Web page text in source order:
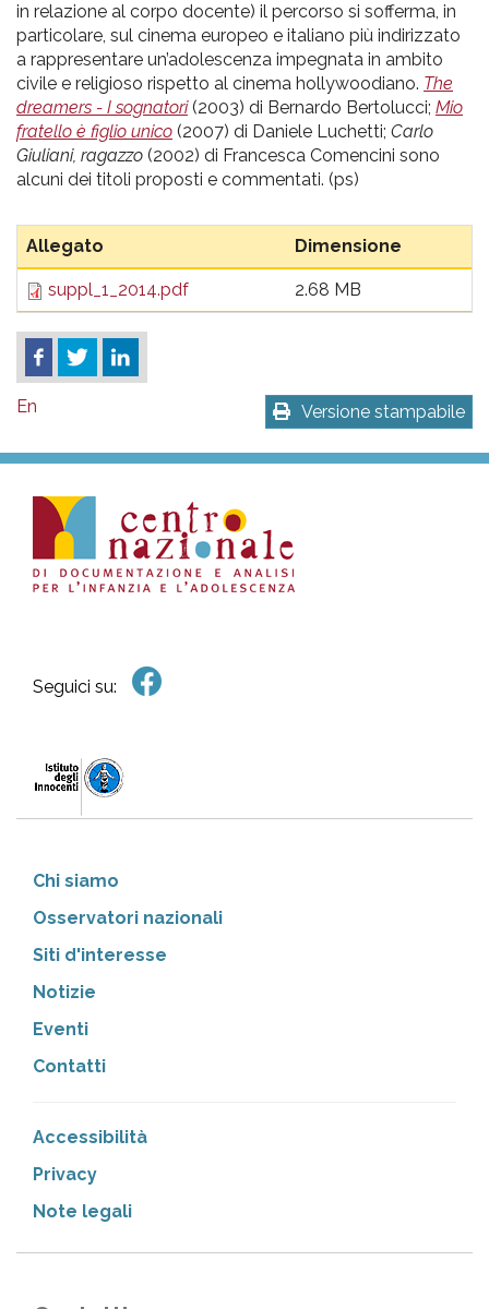
in relazione al corpo docente) il percorso si sofferma, in
particolare, sul cinema europeo e italiano più indirizzato
a rappresentare un’adolescenza impegnata in ambito
civile e religioso rispetto al cinema hollywoodiano. The
dreamers - I sognatori(2003) di Bernardo Bertolucci; Mio
fratello è figlio unico (2007) di Daniele Luchetti; Carlo
Giuliani, ragazzo (2002) di Francesca Comencini sono
alcuni dei titoli proposti e commentati. (ps)
Allegato Dimensione
suppl_1_2014.pdf 2.68 MB
Versione stampabile
En
Seguici su:
Chi siamo
Osservatori nazionali
Siti d'interesse
Notizie
Eventi
Contatti
Accessibilità
Privacy
Note legali